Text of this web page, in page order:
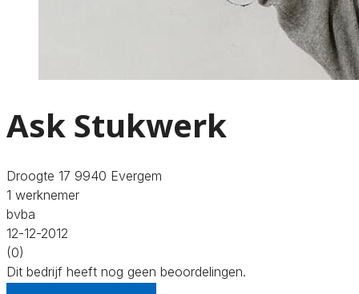
Ask Stukwerk
Droogte 17 9940 Evergem
1 werknemer
bvba
12-12-2012
(0)
Dit bedrijf heeft nog geen beoordelingen.